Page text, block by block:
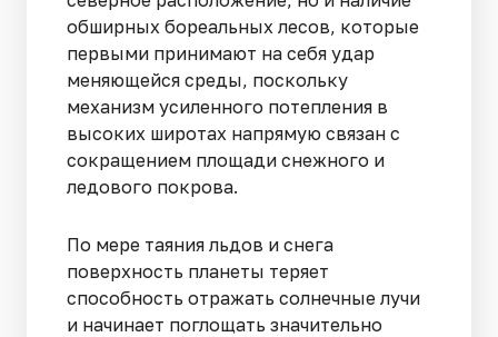
обширных бореальных лесов, которые
первыми принимают на себя удар
меняющейся среды, поскольку
механизм усиленного потепления в
высоких широтах напрямую связан с
сокращением площади снежного и
ледового покрова.
По мере таяния льдов и снега
поверхность планеты теряет
способность отражать солнечные лучи
и начинает поглощать значительно